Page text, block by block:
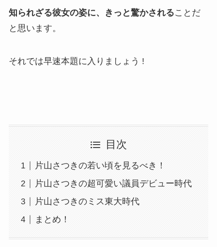
知られざる彼女の姿に、きっと驚かされることだ
と思います。
それでは早速本題に入りましょう !
目次
片山さつきの若い頃を見るべき！
片山さつきの超可愛い議員デビュー時代
片山さつきのミス東大時代
まとめ！